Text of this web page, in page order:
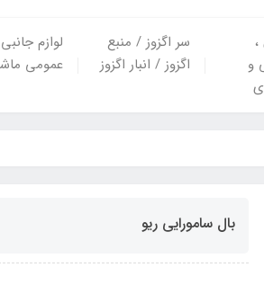
و
سر اگزوز / منبع
اگزوز / انبار اگزوز
لوازم
عمومی
بال سامورایی ریو